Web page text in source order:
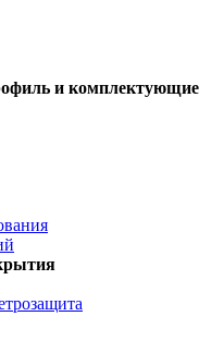
и комплектующие